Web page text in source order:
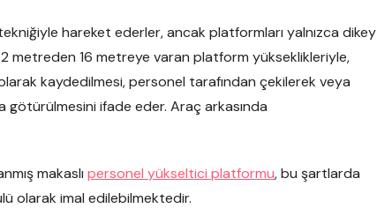
hareket ederler, ancak platformları yalnızca dikey
metreden 16 metreye varan platform yükseklikleriyle,
kaydedilmesi, personel tarafından çekilerek veya
ifade eder. Araç arkasında
makaslı personel yükseltici platformu, bu şartlarda
olarak imal edilebilmektedir.